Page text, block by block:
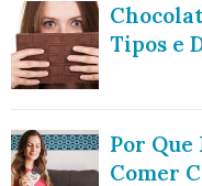
Tipos e
Por
Comer